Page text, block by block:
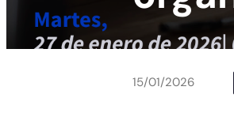
15/01/2026